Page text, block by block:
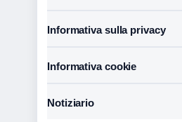
Informativa sulla privacy
Informativa cookie
Notiziario